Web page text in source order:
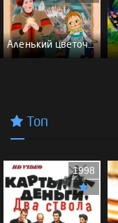
Аленький цветочек
Топ
1998